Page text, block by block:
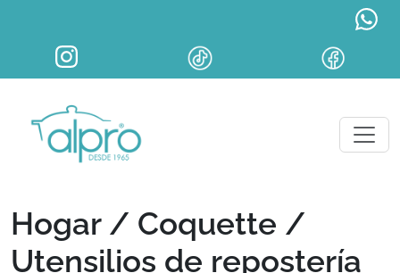
Hogar / Coquette /
Utensilios de repostería